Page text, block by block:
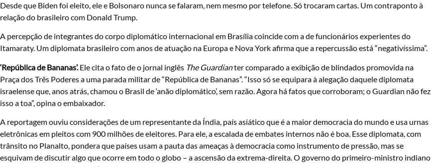
Desde que Biden foi eleito, ele e Bolsonaro nunca se falaram, nem mesmo por telefone. Só trocaram cartas. Um contraponto à
relação do brasileiro com Donald Trump.
A percepção de integrantes do corpo diplomático internacional em Brasília coincide com a de funcionários experientes do
Itamaraty. Um diplomata brasileiro com anos de atuação na Europa e Nova York afirma que a repercussão está “negativíssima”.
‘República de Bananas’. Ele cita o fato de o jornal inglês The Guardianter comparado a exibição de blindados promovida na
Praça dos Três Poderes a uma parada militar de “República de Bananas”. “Isso só se equipara à alegação daquele diplomata
israelense que, anos atrás, chamou o Brasil de ‘anão diplomático’, sem razão. Agora há fatos que corroboram; o Guardian não fez
isso a toa”, opina o embaixador.
A reportagem ouviu considerações de um representante da Índia, país asiático que é a maior democracia do mundo e usa urnas
eletrônicas em pleitos com 900 milhões de eleitores. Para ele, a escalada de embates internos não é boa. Esse diplomata, com
trânsito no Planalto, pondera que países usam a pauta das ameaças à democracia como instrumento de pressão, mas se
esquivam de discutir algo que ocorre em todo o globo – a ascensão da extrema-direita. O governo do primeiro-ministro indiano